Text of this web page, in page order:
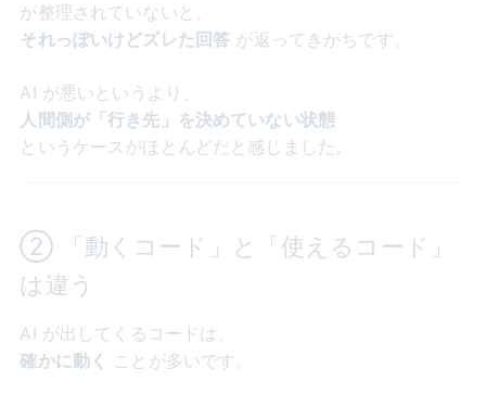
が整理されていないと、
それっぽいけどズレた回答 が返ってきがちです。
AI が悪いというより、
人間側が「行き先」を決めていない状態
というケースがほとんどだと感じました。
② 「動くコード」と「使えるコード」
は違う
AI が出してくるコードは、
確かに動く
ことが多いです。